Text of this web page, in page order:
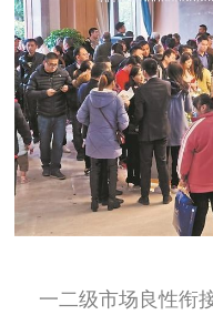
一二级市场良性衔